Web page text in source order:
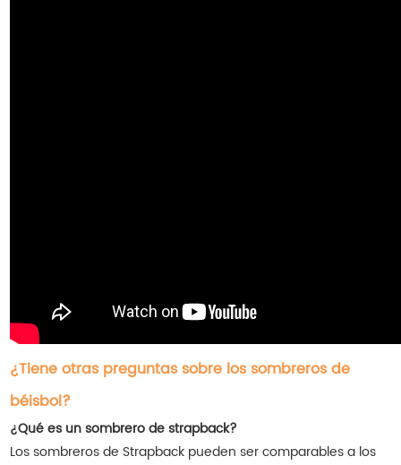
¿Tiene otras preguntas sobre los sombreros de
béisbol?
¿Qué es un sombrero de strapback?
Los sombreros de Strapback pueden ser comparables a los